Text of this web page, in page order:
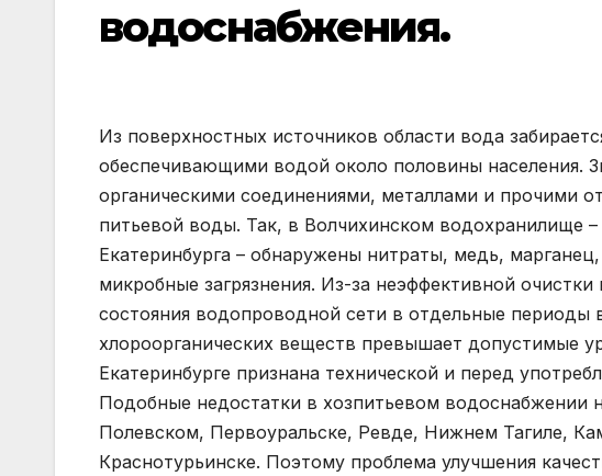
водоснабжения.
Из поверхностных источников области вода
обеспечивающими водой около половины населения.
органическими соединениями, металлами и прочими
питьевой воды. Так, в Волчихинском водохранилище
Екатеринбурга – обнаружены нитраты, медь,
микробные загрязнения. Из-за неэффективной
состояния водопроводной сети в отдельные периоды
хлороорганических веществ превышает допустимые
Екатеринбурге признана технической и перед
Подобные недостатки в хозпитьевом водоснабжении
Полевском, Первоуральске, Ревде, Нижнем Тагиле,
Краснотурьинске. Поэтому проблема улучшения